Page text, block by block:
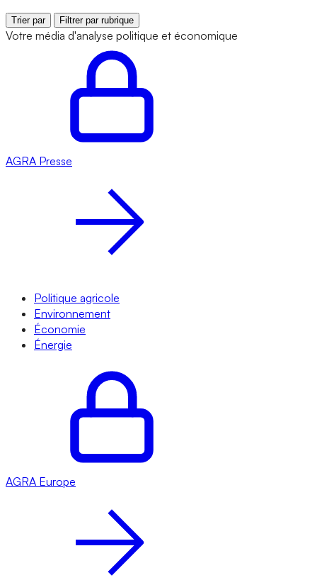
Trier par Filtrer par rubrique
Votre média d'analyse politique et économique
AGRA Presse
Politique agricole
Environnement
Économie
Énergie
AGRA Europe